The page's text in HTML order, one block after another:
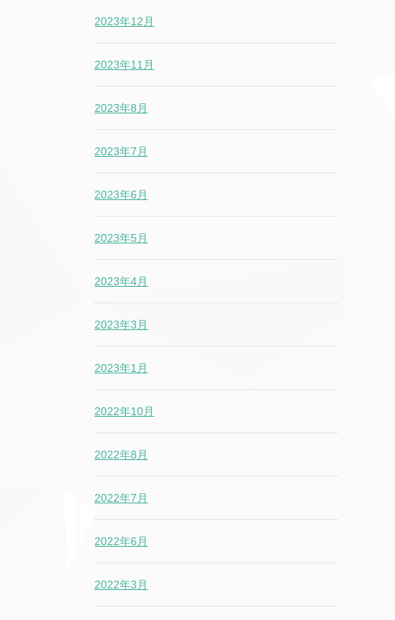
2023年12月
2023年11月
2023年8月
2023年7月
2023年6月
2023年5月
2023年4月
2023年3月
2023年1月
2022年10月
2022年8月
2022年7月
2022年6月
2022年3月